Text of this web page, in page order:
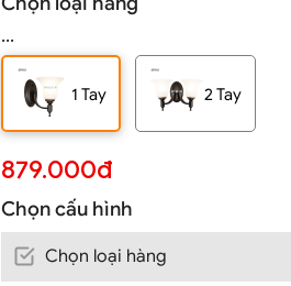
...
1 Tay 2 Tay
879.000đ
Chọn cấu hình
Chọn loại hàng